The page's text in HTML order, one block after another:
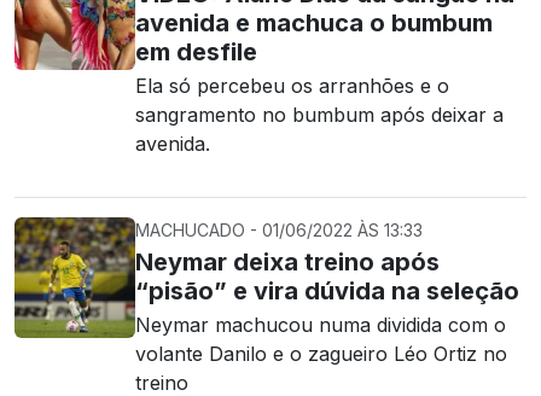
avenida e machuca o bumbum
em desfile
Ela só percebeu os arranhões e o
sangramento no bumbum após deixar a
avenida.
MACHUCADO - 01/06/2022 ÀS 13:33
Neymar deixa treino após
“pisão” e vira dúvida na seleção
Neymar machucou numa dividida com o
volante Danilo e o zagueiro Léo Ortiz no
treino